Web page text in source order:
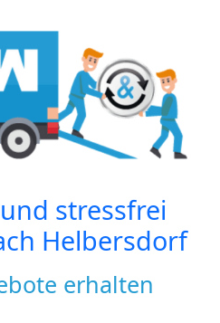
stressfrei
Helbersdorf
erhalten